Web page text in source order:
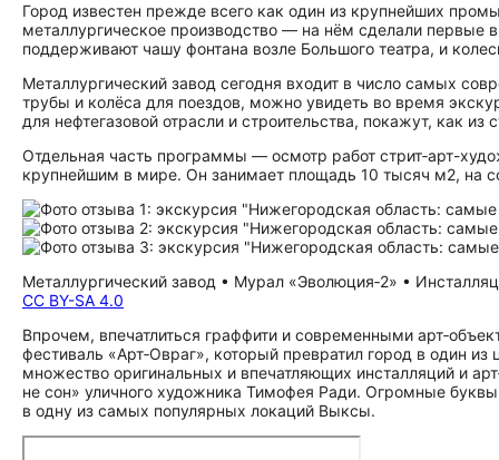
Город известен прежде всего как один из крупнейших
металлургическое производство — на нём сделали первые
поддерживают чашу фонтана возле Большого театра, и
Металлургический завод сегодня входит в число самых
трубы и колёса для поездов, можно увидеть во время
для нефтегазовой отрасли и строительства, покажут, как
Отдельная часть программы — осмотр работ стрит‑арт-
крупнейшим в мире. Он занимает площадь 10 тысяч м2, на
Металлургический завод • Мурал «Эволюция‑2» •
CC BY-SA 4.0
Впрочем, впечатлиться граффити и современными
фестиваль «Арт‑Овраг», который превратил город в один
множество оригинальных и впечатляющих инсталляций и
не сон» уличного художника Тимофея Ради. Огромные
в одну из самых популярных локаций Выксы.